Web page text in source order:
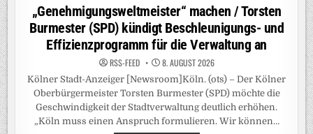
„Genehmigungsweltmeister“ machen / Torsten
Burmester (SPD) kündigt Beschleunigungs- und
Effizienzprogramm für die Verwaltung an
RSS-FEED 8. AUGUST 2026
Kölner Stadt-Anzeiger [Newsroom]Köln. (ots) – Der Kölner
Oberbürgermeister Torsten Burmester (SPD) möchte die
Geschwindigkeit der Stadtverwaltung deutlich erhöhen.
„Köln muss einen Anspruch formulieren. Wir können…